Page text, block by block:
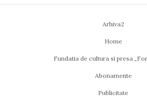
Arhiva2
Home
Fundatia de cultura si presa
Abonamente
Publicitate